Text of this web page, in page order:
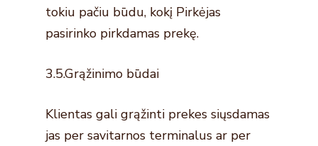
tokiu pačiu būdu, kokį Pirkėjas
pasirinko pirkdamas prekę.
3.5.Grąžinimo būdai
Klientas gali grąžinti prekes siųsdamas
jas per savitarnos terminalus ar per